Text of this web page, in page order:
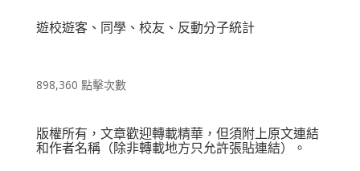
遊校遊客、同學、校友、反動分子統計
898,360 點擊次數
版權所有，文章歡迎轉載精華，但須附上原文連結
和作者名稱（除非轉載地方只允許張貼連結）。